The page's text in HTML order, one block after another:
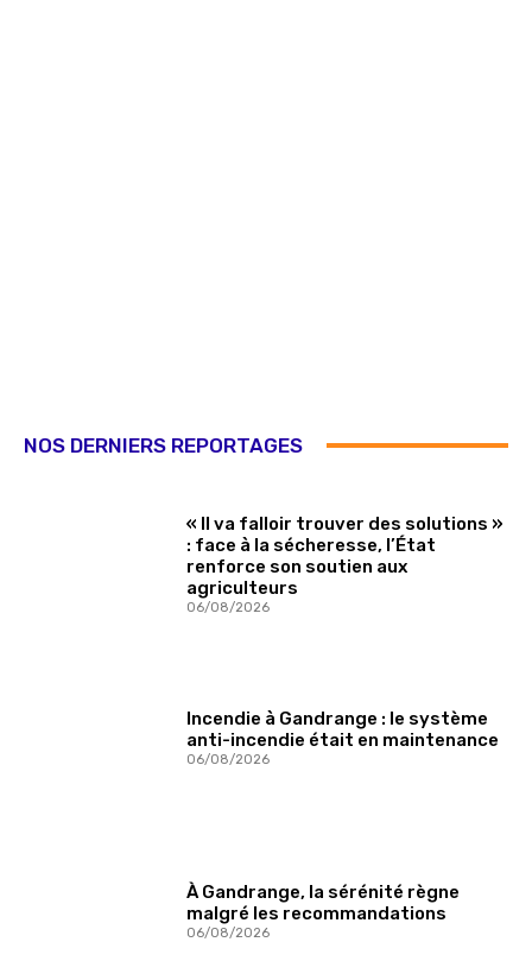
NOS DERNIERS REPORTAGES
« Il va falloir trouver des solutions »
: face à la sécheresse, l’État
renforce son soutien aux
agriculteurs
06/08/2026
Incendie à Gandrange : le système
anti-incendie était en maintenance
06/08/2026
À Gandrange, la sérénité règne
malgré les recommandations
06/08/2026